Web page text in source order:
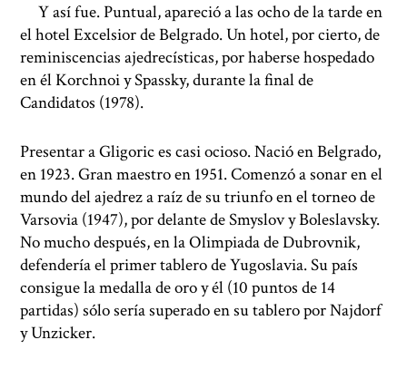
Y así fue. Puntual, apareció a las ocho de la tarde en
el hotel Excelsior de Belgrado. Un hotel, por cierto, de
reminiscencias ajedrecísticas, por haberse hospedado
en él Korchnoi y Spassky, durante la final de
Candidatos (1978).
Presentar a Gligoric es casi ocioso. Nació en Belgrado,
en 1923. Gran maestro en 1951. Comenzó a sonar en el
mundo del ajedrez a raíz de su triunfo en el torneo de
Varsovia (1947), por delante de Smyslov y Boleslavsky.
No mucho después, en la Olimpiada de Dubrovnik,
defendería el primer tablero de Yugoslavia. Su país
consigue la medalla de oro y él (10 puntos de 14
partidas) sólo sería superado en su tablero por Najdorf
y Unzicker.